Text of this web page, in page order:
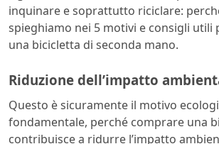
inquinare e soprattutto riciclare:
spieghiamo nei 5 motivi e consigli utili
una bicicletta di seconda mano.
Riduzione dell’impatto
Questo è sicuramente il motivo
fondamentale, perché comprare una
contribuisce a ridurre l’impatto